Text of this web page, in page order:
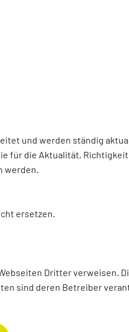
und werden ständig
für die Aktualität,
werden.
ersetzen.
Dritter verweisen.
sind deren Betreiber